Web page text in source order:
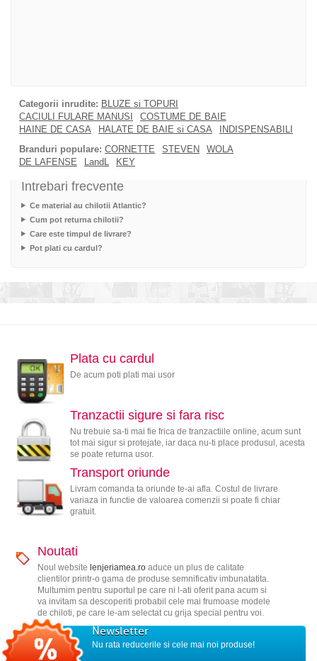
Categorii inrudite: BLUZE si TOPURI
CACIULI FULARE MANUSI
COSTUME DE BAIE
HAINE DE CASA
HALATE DE BAIE si CASA
INDISPENSABILI
Branduri populare: CORNETTE STEVEN
WOLA
DE LAFENSE
LandL KEY
Intrebari frecvente
Ce material au chilotii Atlantic?
Cum pot returna chilotii?
Care este timpul de livrare?
Pot plati cu cardul?
Plata cu cardul
De acum poti plati mai usor
Tranzactii sigure si fara risc
Nu trebuie sa-ti mai fie frica de tranzactiile online, acum sunt
tot mai sigur si protejate, iar daca nu-ti place produsul, acesta
se poate returna usor.
Transport oriunde
Livram comanda ta oriunde te-ai afla. Costul de livrare
variaza in functie de valoarea comenzii si poate fi chiar
gratuit.
Noutati
Noul website lenjeriamea.roaduce un plus de calitate
clientilor printr-o gama de produse semnificativ imbunatatita.
Multumim pentru suportul pe care ni l-ati oferit pana acum si
va invitam sa descoperiti probabil cele mai frumoase modele
de chiloti, pe care le-am selectat cu grija special pentru voi.
Newsletter
Nu rata reducerile si cele mai noi produse!